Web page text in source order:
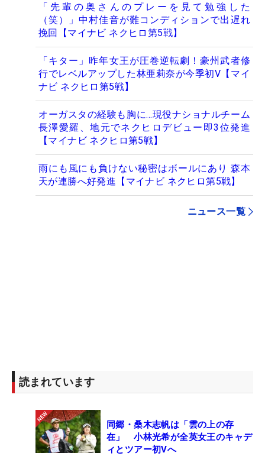
「先輩の奥さんのプレーを見て勉強した
（笑）」中村佳音が難コンディションで出遅れ
挽回【マイナビ ネクヒロ第5戦】
「キター」昨年女王が圧巻逆転劇！豪州武者修
行でレベルアップした林亜莉奈が今季初V【マイ
ナビ ネクヒロ第5戦】
オーガスタの経験も胸に…現役ナショナルチーム
長澤愛羅、地元でネクヒロデビュー即3位発進
【マイナビ ネクヒロ第5戦】
雨にも風にも負けない秘密はボールにあり 森本
天が連勝へ好発進【マイナビ ネクヒロ第5戦】
ニュース一覧
読まれています
同郷・桑木志帆は「雲の上の存
在」 小林光希が全英女王のキャデ
ィとツアー初Vへ